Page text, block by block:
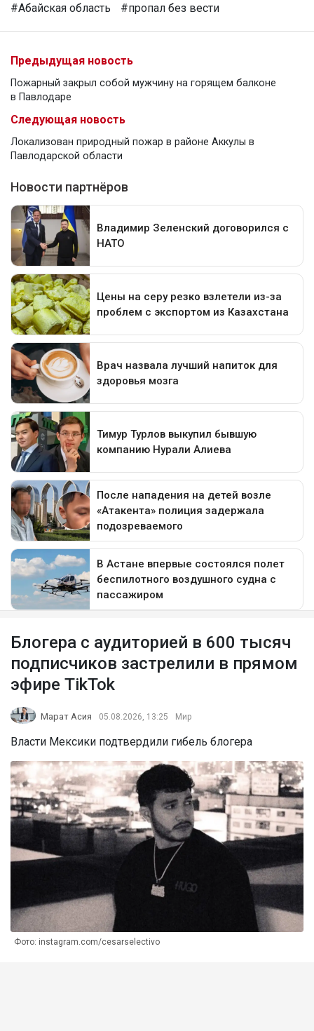
#Абайская область
#пропал без вести
Предыдущая новость
Пожарный закрыл собой мужчину на горящем балконе
в Павлодаре
Следующая новость
Локализован природный пожар в районе Аккулы в
Павлодарской области
Блогера с аудиторией в 600 тысяч
подписчиков застрелили в прямом
эфире TikTok
Марат Асия 05.08.2026, 13:25 Мир
Власти Мексики подтвердили гибель блогера
Фото: instagram.com/cesarselectivo